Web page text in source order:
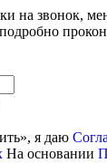
на звонок,
я даю
На основании